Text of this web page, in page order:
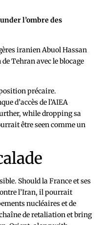
l’ombre des
iranien Abuol Hassan
Tehran avec le blocage
précaire.
d’accès de l’AIEA
while dropping sa
être seen comme un
Should la France et ses
l’Iran, il pourrait
nucléaires et de
de retaliation et bring